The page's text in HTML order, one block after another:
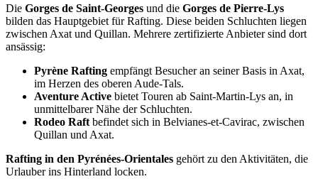
Die Gorges de Saint-Georges und die Gorges de Pierre-Lys
bilden das Hauptgebiet für Rafting. Diese beiden Schluchten liegen
zwischen Axat und Quillan. Mehrere zertifizierte Anbieter sind dort
ansässig:
Pyrène Rafting empfängt Besucher an seiner Basis in Axat,
im Herzen des oberen Aude-Tals.
Aventure Active bietet Touren ab Saint-Martin-Lys an, in
unmittelbarer Nähe der Schluchten.
Rodeo Raftbefindet sich in Belvianes-et-Cavirac, zwischen
Quillan und Axat.
Rafting in den Pyrénées-Orientales gehört zu den Aktivitäten, die
Urlauber ins Hinterland locken.